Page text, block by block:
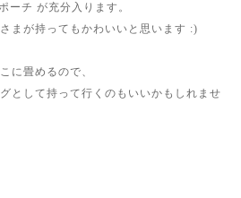
ーチ が充分入ります。
まが持ってもかわいいと思います :)
に畳めるので、
として持って行くのもいいかもしれませ